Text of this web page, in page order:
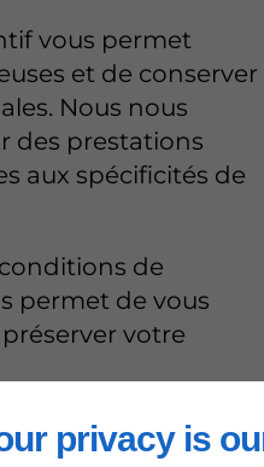
privacy is
vous permet
et de conserver
Nous nous
des prestations
aux spécificités de
de
permet de vous
votre